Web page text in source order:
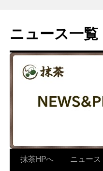
テ
ン
へ
ス
キ
ッ
プ
ニュース一覧
抹茶HPへ
ニュース